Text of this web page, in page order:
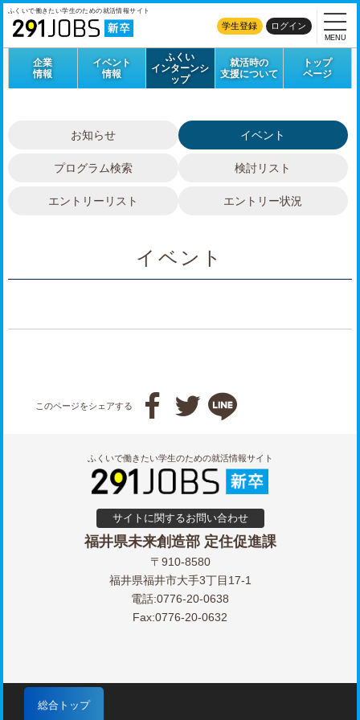
ふくいで働きたい学生のための就活情報サイト
学生登録 ログイン
企業
情報
イベント
情報
ふくい
インターンシ
ップ
就活時の
支援について
トップ
ページ
MENU
お知らせ イベント
プログラム検索 検討リスト
エントリーリスト エントリー状況
イベント
このページをシェアする   
ふくいで働きたい学生のための就活情報サイト
サイトに関するお問い合わせ
福井県未来創造部 定住促進課
〒910-8580
福井県福井市大手3丁目17-1
電話:0776-20-0638
Fax:0776-20-0632
総合トップ